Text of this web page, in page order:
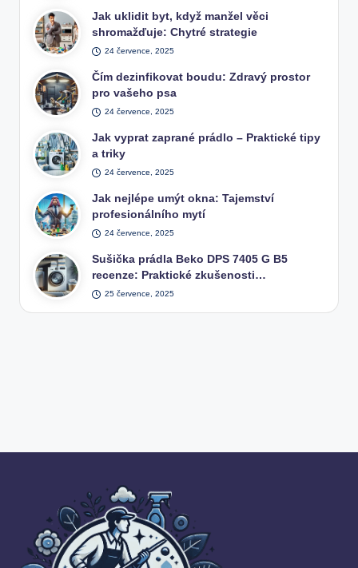
Jak uklidit byt, když manžel věci
shromažďuje: Chytré strategie
24 července, 2025
Čím dezinfikovat boudu: Zdravý prostor
pro vašeho psa
24 července, 2025
Jak vyprat zaprané prádlo – Praktické tipy
a triky
24 července, 2025
Jak nejlépe umýt okna: Tajemství
profesionálního mytí
24 července, 2025
Sušička prádla Beko DPS 7405 G B5
recenze: Praktické zkušenosti…
25 července, 2025